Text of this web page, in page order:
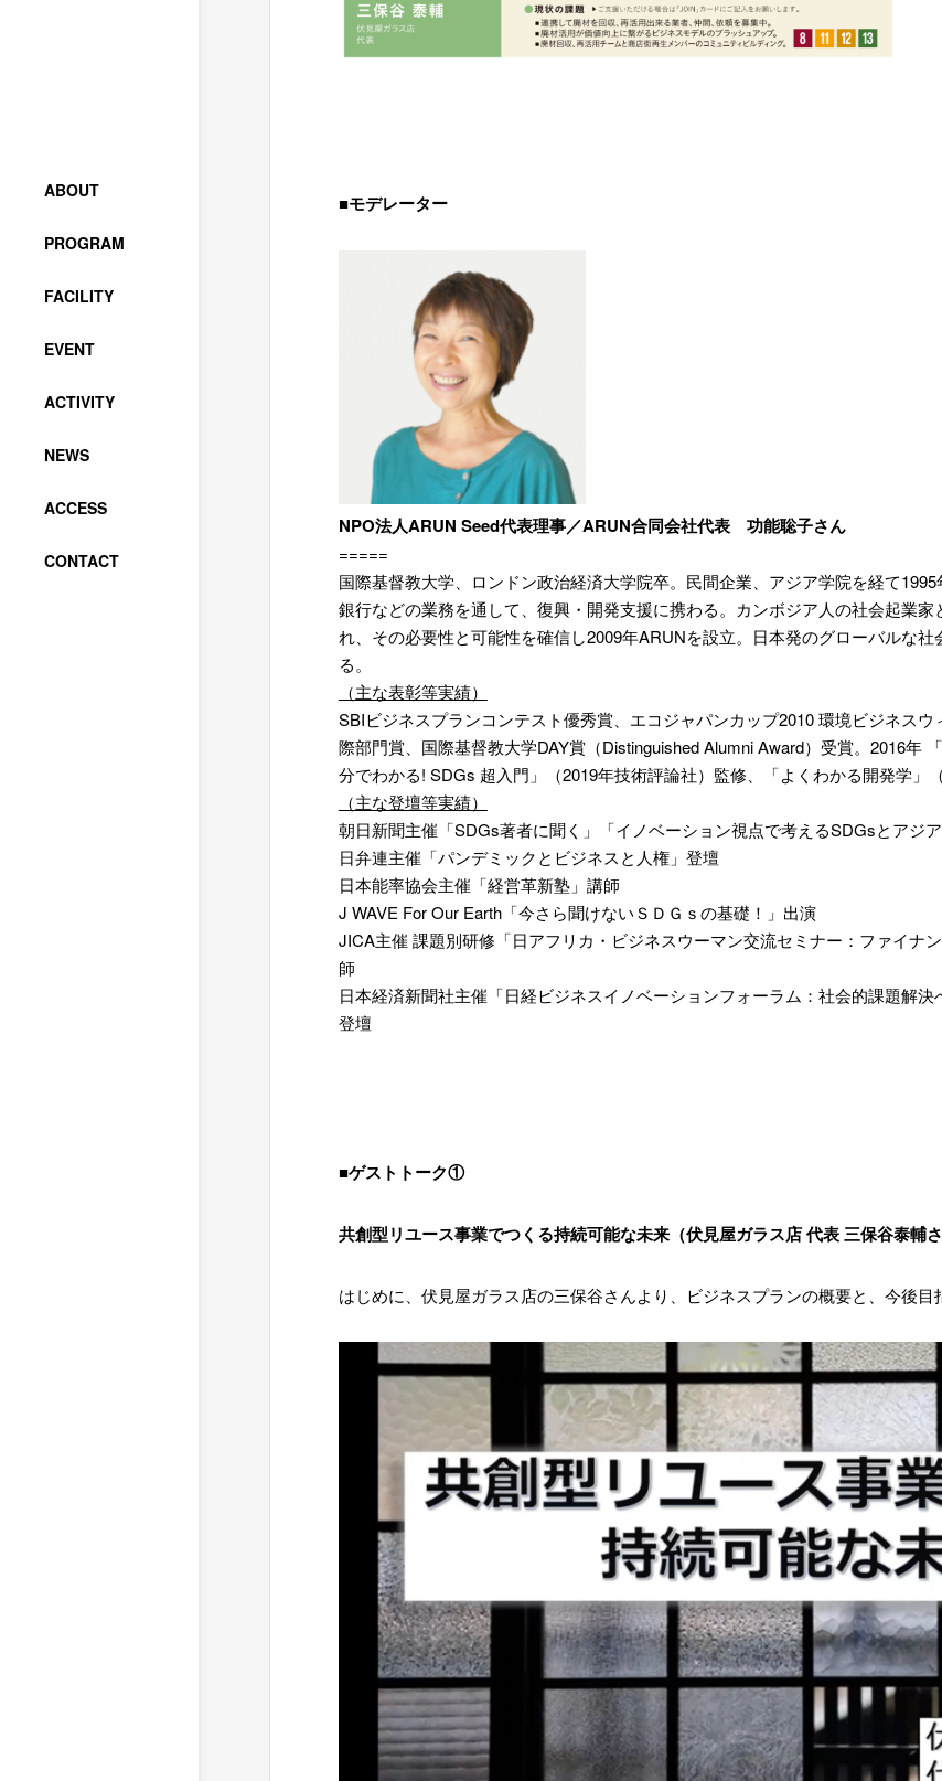
ABOUT
PROGRAM
FACILITY
EVENT
ACTIVITY
NEWS
ACCESS
CONTACT
■モデレーター
NPO法人ARUN Seed代表理事／ARUN合同会社代表 功能聡子さん
=====
国際基督教大学、ロンドン政治経済大学院卒。民間企業、アジア学院を経て
銀行などの業務を通して、復興・開発支援に携わる。カンボジア人の社会起業
れ、その必要性と可能性を確信し2009年ARUNを設立。日本発のグローバルな
る。
（主な表彰等実績）
SBIビジネスプランコンテスト優秀賞、エコジャパンカップ2010 環境ビジネス
際部門賞、国際基督教大学DAY賞（Distinguished Alumni Award）受賞。2016年
分でわかる! SDGs 超入門」（2019年技術評論社）監修、「よくわかる開発学」
（主な登壇等実績）
朝日新聞主催「SDGs著者に聞く」「イノベーション視点で考えるSDGsとアジ
日弁連主催「パンデミックとビジネスと人権」登壇
日本能率協会主催「経営革新塾」講師
J WAVE For Our Earth「今さら聞けないＳＤＧｓの基礎！」出演
JICA主催 課題別研修「日アフリカ・ビジネスウーマン交流セミナー：ファイナ
師
日本経済新聞社主催「日経ビジネスイノベーションフォーラム：社会的課題解
登壇
■ゲストトーク①
共創型リユース事業でつくる持続可能な未来（伏見屋ガラス店 代表 三保谷泰輔さ
はじめに、伏見屋ガラス店の三保谷さんより、ビジネスプランの概要と、今後目